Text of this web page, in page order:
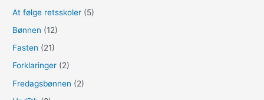
:
At følge retsskoler (5)
Bønnen (12)
Fasten (21)
Forklaringer (2)
Fredagsbønnen (2)